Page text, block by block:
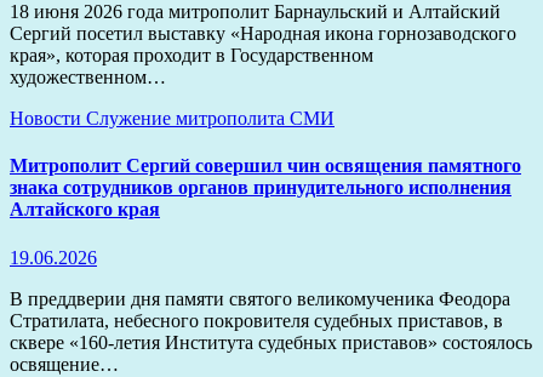
18 июня 2026 года митрополит Барнаульский и Алтайский
Сергий посетил выставку «Народная икона горнозаводского
края», которая проходит в Государственном
художественном…
Новости Служение митрополита СМИ
Митрополит Сергий совершил чин освящения памятного
знака сотрудников органов принудительного исполнения
Алтайского края
19.06.2026
В преддверии дня памяти святого великомученика Феодора
Стратилата, небесного покровителя судебных приставов, в
сквере «160-летия Института судебных приставов» состоялось
освящение…